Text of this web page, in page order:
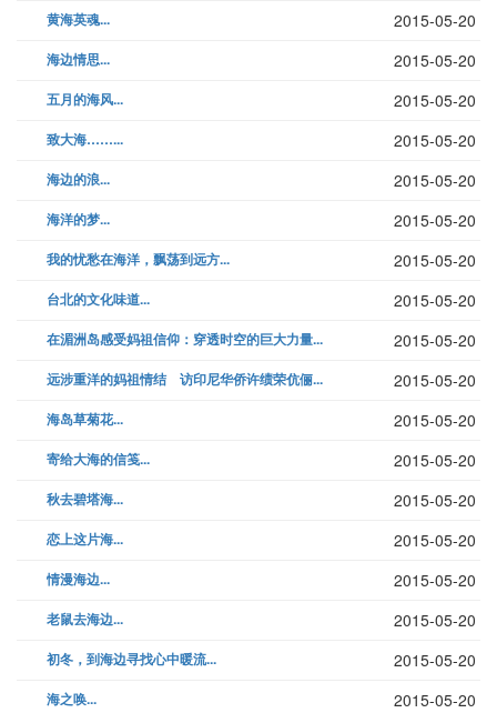
黄海英魂... 2015-05-20
海边情思... 2015-05-20
五月的海风... 2015-05-20
致大海……... 2015-05-20
海边的浪... 2015-05-20
海洋的梦... 2015-05-20
我的忧愁在海洋，飘荡到远方... 2015-05-20
台北的文化味道... 2015-05-20
在湄洲岛感受妈祖信仰：穿透时空的巨大力量... 2015-05-20
远涉重洋的妈祖情结 访印尼华侨许绩荣伉俪... 2015-05-20
海岛草菊花... 2015-05-20
寄给大海的信笺... 2015-05-20
秋去碧塔海... 2015-05-20
恋上这片海... 2015-05-20
情漫海边... 2015-05-20
老鼠去海边... 2015-05-20
初冬，到海边寻找心中暖流... 2015-05-20
海之唤... 2015-05-20